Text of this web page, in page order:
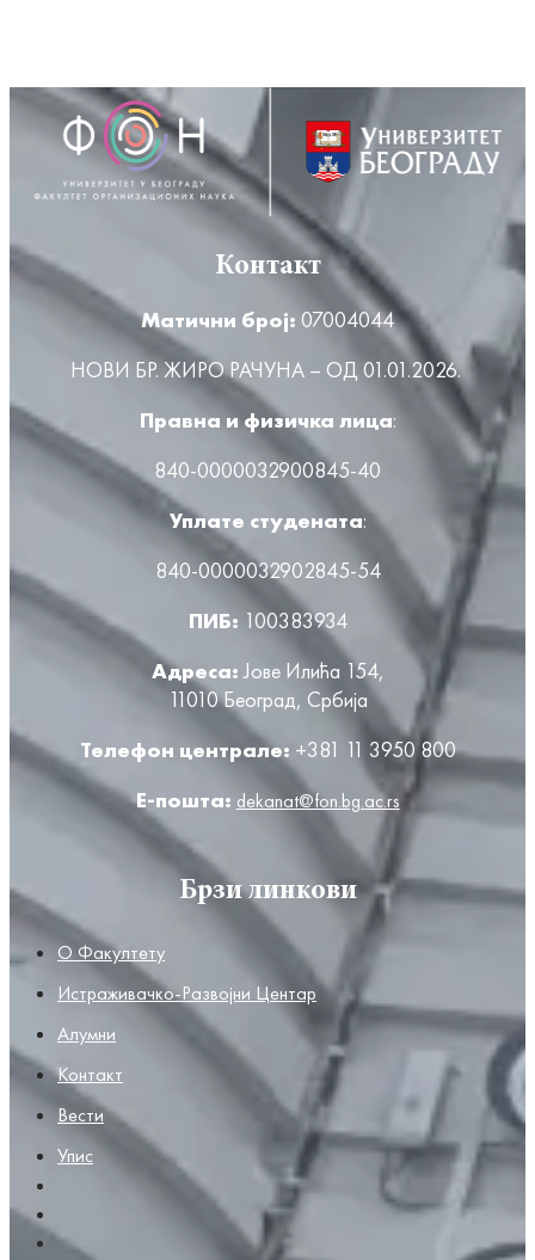
Контакт
Матични број: 07004044
НОВИ БР. ЖИРО РАЧУНА – ОД 01.01.2026.
Правна и физичка лица:
840-0000032900845-40
Уплате студената:
840-0000032902845-54
ПИБ: 100383934
Адреса:Јове Илића 154,
11010 Београд, Србија
Телефон централе: +381 11 3950 800
Е-пошта: dekanat@fon.bg.ac.rs
Брзи линкови
О Факултету
Истраживачко-Развојни Центар
Алумни
Контакт
Вести
Упис
Истраживачко-Развојни Центар
Алумни